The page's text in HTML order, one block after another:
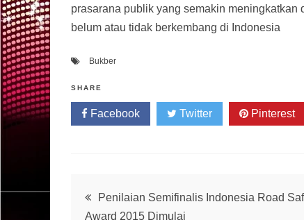
prasarana publik yang semakin
belum atau tidak berkembang di Indonesia
Bukber
SHARE
Facebook Twitter Pinterest
PostPenilaian Semifinalis Indonesia Road
Award 2015 Dimulai